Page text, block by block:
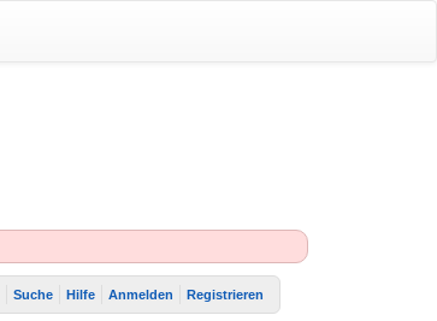
Suche Hilfe Anmelden Registrieren